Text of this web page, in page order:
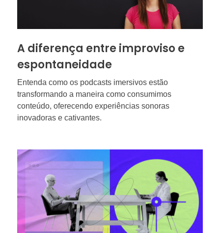
A diferença entre improviso e
espontaneidade
Entenda como os podcasts imersivos estão
transformando a maneira como consumimos
conteúdo, oferecendo experiências sonoras
inovadoras e cativantes.